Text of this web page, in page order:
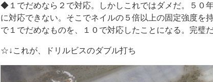
◆１でだめなら２で対応。しかしこれではダメだ。５０
に対応できない。そこでネイルの５倍以上の固定強度を
で１でだめなものを、１０で対応したことになる。完璧だ
☆↓これが、ドリルビスのダブル打ち